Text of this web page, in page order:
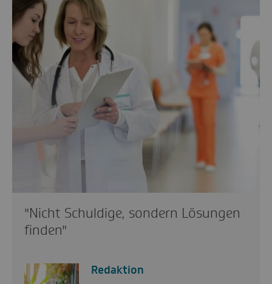
"Nicht Schuldige, sondern Lösungen
finden"
Redaktion